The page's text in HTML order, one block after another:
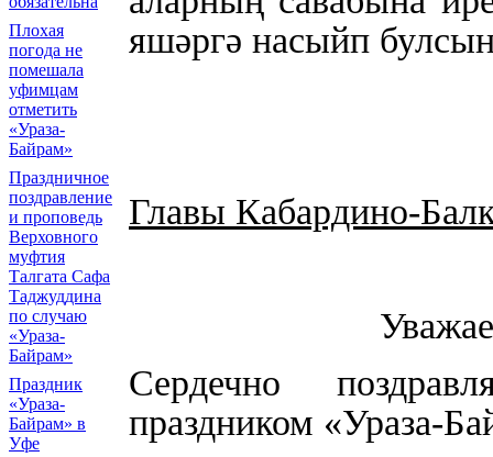
Плохая
погода не
помешала
уфимцам
отметить
«Ураза-
Байрам»
Праздничное
поздравление
и проповедь
Верховного
муфтия
Талгата Сафа
Таджуддина
по случаю
«Ураза-
Байрам»
Праздник
«Ураза-
Байрам» в
Уфе
яшәргә насыйп
Главы Кабардино-
Сердечно
праздником «Ураза-